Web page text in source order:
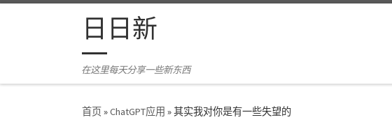
Skip to content日日新
在这里每天分享一些新东西
首页»ChatGPT应用 »其实我对你是有一些失望的